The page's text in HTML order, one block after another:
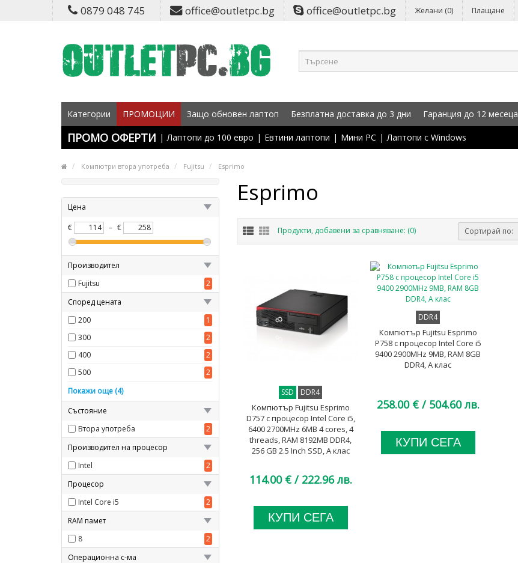
0879 048 745 office@outletpc.bg office@outletpc.bg Желани (0) Плащане
Категории ПРОМОЦИИ Защо обновен лаптоп Безплатна доставка до 3 дни Гаранция до 12 месеца
ПРОМО ОФЕРТИ | Лаптопи до 100 евро | Евтини лаптопи | Мини PC | Лаптопи с Windows
Компютри втора употреба Fujitsu Esprimo
Цена
€
– €
Производител
Fujitsu
2
Според цената
200
1
300
2
400
2
500
2
600
700
2
800
2
Покажи още (4)
Състояние
Втора употреба
2
Производител на процесор
Intel
2
Процесор
Intel Core i5
2
RAM памет
8
2
Операционна с-ма
Esprimo
Продукти, добавени за сравняване: (0) Сортирай по:
SSD DDR4
Компютър Fujitsu Esprimo
D757 с процесор Intel Core i5,
6400 2700MHz 6MB 4 cores, 4
threads, RAM 8192MB DDR4,
256 GB 2.5 Inch SSD, А клас
114.00 € / 222.96 лв.
КУПИ СЕГА
DDR4
Компютър Fujitsu Esprimo
P758 с процесор Intel Core i5
9400 2900MHz 9MB, RAM 8GB
DDR4, A клас
258.00 € / 504.60 лв.
КУПИ СЕГА